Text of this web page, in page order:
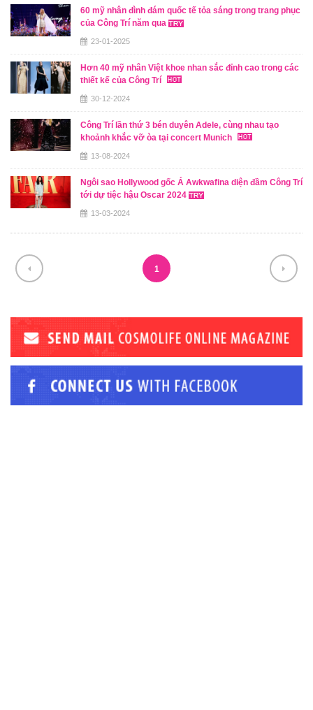
60 mỹ nhân đình đám quốc tế tỏa sáng trong trang phục
của Công Trí năm qua
23-01-2025
Hơn 40 mỹ nhân Việt khoe nhan sắc đỉnh cao trong các
thiết kế của Công Trí
30-12-2024
Công Trí lần thứ 3 bén duyên Adele, cùng nhau tạo
khoảnh khắc vỡ òa tại concert Munich
13-08-2024
Ngôi sao Hollywood gốc Á Awkwafina diện đầm Công Trí
tới dự tiệc hậu Oscar 2024
13-03-2024
1